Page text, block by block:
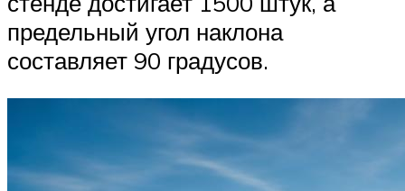
предельный угол наклона
составляет 90 градусов.